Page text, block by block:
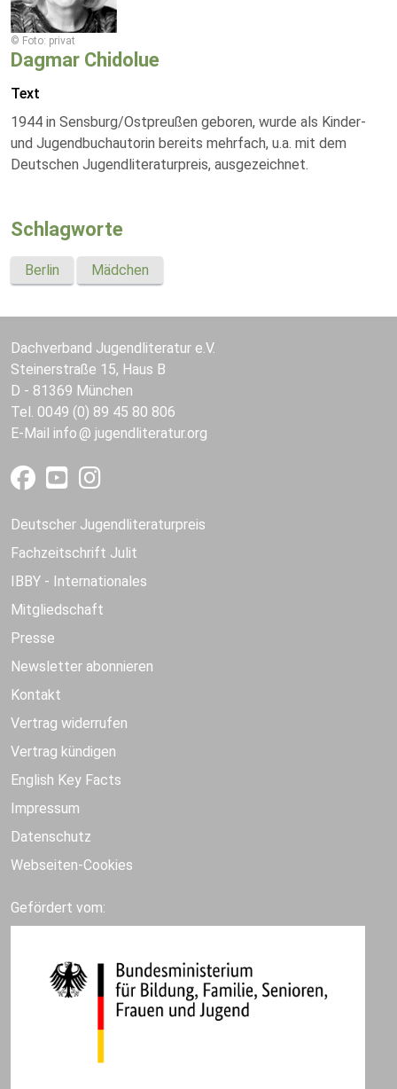
© Foto: privat
Dagmar Chidolue
Text
1944 in Sensburg/Ostpreußen geboren, wurde als Kinder-
und Jugendbuchautorin bereits mehrfach, u.a. mit dem
Deutschen Jugendliteraturpreis, ausgezeichnet.
Schlagworte
Berlin Mädchen
Dachverband Jugendliteratur e.V.
Steinerstraße 15, Haus B
D - 81369 München
Tel. 0049 (0) 89 45 80 806
E-Mail info jugendliteratur.org
Deutscher Jugendliteraturpreis
Fachzeitschrift Julit
IBBY - Internationales
Mitgliedschaft
Presse
Newsletter abonnieren
Kontakt
Vertrag widerrufen
Vertrag kündigen
English Key Facts
Impressum
Datenschutz
Webseiten-Cookies
Gefördert vom: